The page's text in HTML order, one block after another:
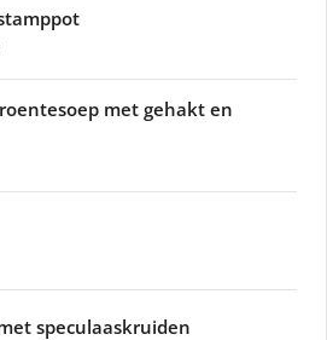
met gehakt en
speculaaskruiden